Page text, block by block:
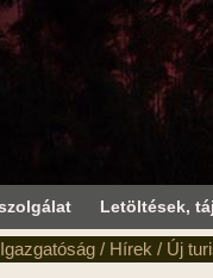
Letöltések,
Igazgatóság / Hírek / Új